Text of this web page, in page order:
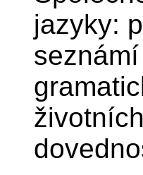
jazyky: